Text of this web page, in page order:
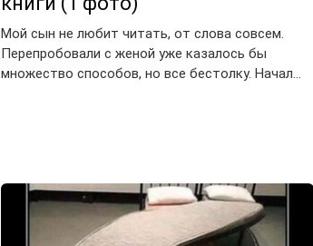
Мой сын не любит читать, от слова совсем.
Перепробовали с женой уже казалось бы
множество способов, но все бестолку. Начал…